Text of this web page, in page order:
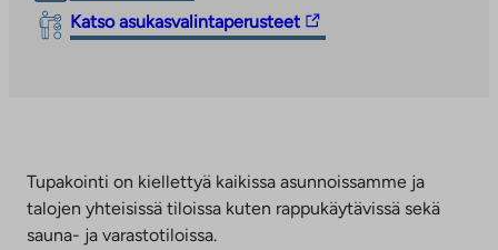
Katso asukasvalintaperusteet
Linkki
vie
uuteen
välilehteen
Tupakointi on kiellettyä kaikissa asunnoissamme ja
talojen yhteisissä tiloissa kuten rappukäytävissä sekä
sauna- ja varastotiloissa.